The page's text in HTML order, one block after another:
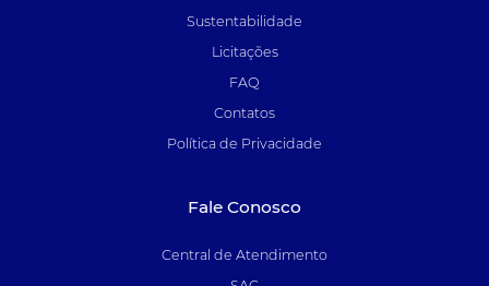
Sustentabilidade
Licitações
FAQ
Contatos
Política de Privacidade
Fale Conosco
Central de Atendimento